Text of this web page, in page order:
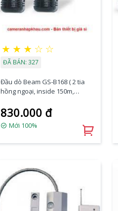
★ ★ ★ ☆ ☆
ĐÃ BÁN: 327
Đầu dò Beam GS-B168 ( 2 tia
hồng ngoại, inside 150m,
830.000 đ
Mới 100%